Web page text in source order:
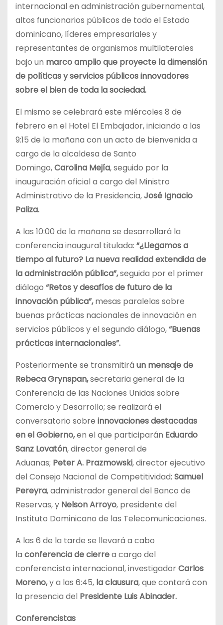
internacional en administración gubernamental,
altos funcionarios públicos de todo el Estado
dominicano, líderes empresariales y
representantes de organismos multilaterales
bajo un marco amplio que proyecte la dimensión
de políticas y servicios públicos innovadores
sobre el bien de toda la sociedad.
El mismo se celebrará este miércoles 8 de
febrero en el Hotel El Embajador, iniciando a las
9:15 de la mañana con un acto de bienvenida a
cargo de la alcaldesa de Santo
Domingo,Carolina Mejía, seguido por la
inauguración oficial a cargo del Ministro
Administrativo de la Presidencia,José Ignacio
Paliza.
A las 10:00 de la mañana se desarrollará la
conferencia inaugural titulada: “¿Llegamos a
tiempo al futuro? La nueva realidad extendida de
la administración pública”,seguida por el primer
diálogo “Retos y desafíos de futuro de la
innovación pública”,mesas paralelas sobre
buenas prácticas nacionales de innovación en
servicios públicos y el segundo diálogo,“Buenas
prácticas internacionales”.
Posteriormente se transmitirá un mensaje de
Rebeca Grynspan,secretaria general de la
Conferencia de las Naciones Unidas sobre
Comercio y Desarrollo; se realizará el
conversatorio sobre innovaciones destacadas
en el Gobierno,en el que participarán Eduardo
Sanz Lovatón, director general de
Aduanas; Peter A. Prazmowski, director ejecutivo
del Consejo Nacional de Competitividad; Samuel
Pereyra, administrador general del Banco de
Reservas, y Nelson Arroyo, presidente del
Instituto Dominicano de las Telecomunicaciones.
A las 6 de la tarde se llevará a cabo
la conferencia de cierrea cargo del
conferencista internacional, investigadorCarlos
Moreno,y a las 6:45, la clausura, que contará con
la presencia del Presidente Luis Abinader.
Conferencistas